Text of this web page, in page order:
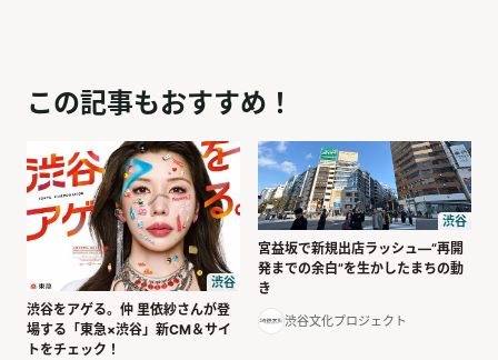
この記事もおすすめ！
渋谷
渋谷をアゲる。仲 里依紗さんが登
場する「東急×渋谷」新CM＆サイ
トをチェック！
渋谷
宮益坂で新規出店ラッシュ―“再開
発までの余白”を生かしたまちの動
き
渋谷文化プロジェクト